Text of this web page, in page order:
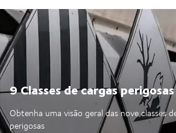
9 Classes de cargas perigosas
Obtenha uma visão geral das nove classes
perigosas